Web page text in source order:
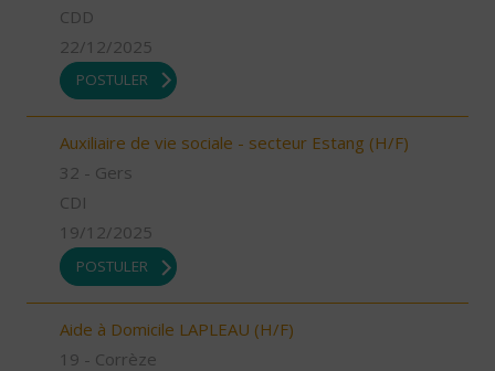
CDD
22/12/2025
POSTULER
Auxiliaire de vie sociale - secteur Estang (H/F)
32 - Gers
CDI
19/12/2025
POSTULER
Aide à Domicile LAPLEAU (H/F)
19 - Corrèze